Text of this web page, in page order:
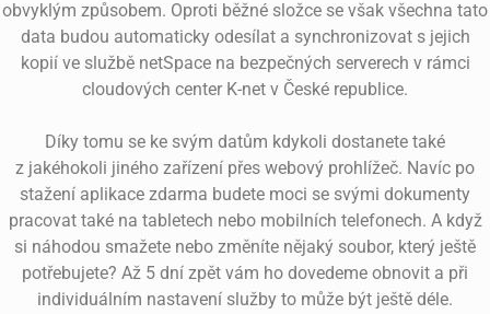
obvyklým způsobem. Oproti běžné složce se však všechna tato
data budou automaticky odesílat a synchronizovat s jejich
kopií ve službě netSpace na bezpečných serverech v rámci
cloudových center K-net v České republice.
Díky tomu se ke svým datům kdykoli dostanete také
z jakéhokoli jiného zařízení přes webový prohlížeč. Navíc po
stažení aplikace zdarma budete moci se svými dokumenty
pracovat také na tabletech nebo mobilních telefonech. A když
si náhodou smažete nebo změníte nějaký soubor, který ještě
potřebujete? Až 5 dní zpět vám ho dovedeme obnovit a při
individuálním nastavení služby to může být ještě déle.